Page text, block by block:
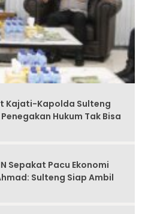
Kajati-Kapolda Sulteng
Hukum Tak Bisa
Sepakat Pacu Ekonomi
Sulteng Siap Ambil